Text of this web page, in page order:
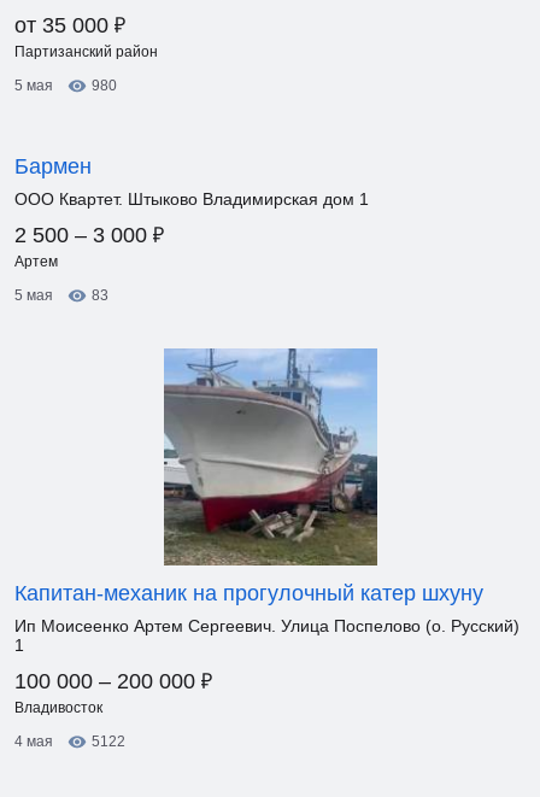
от 35 000 ₽
Партизанский район
5 мая
980
Бармен
ООО Квартет. Штыково Владимирская дом 1
2 500 – 3 000 ₽
Артем
5 мая
83
Капитан-механик на прогулочный катер шхуну
Ип Моисеенко Артем Сергеевич. Улица Поспелово (о. Русский)
1
100 000 – 200 000 ₽
Владивосток
4 мая
5122